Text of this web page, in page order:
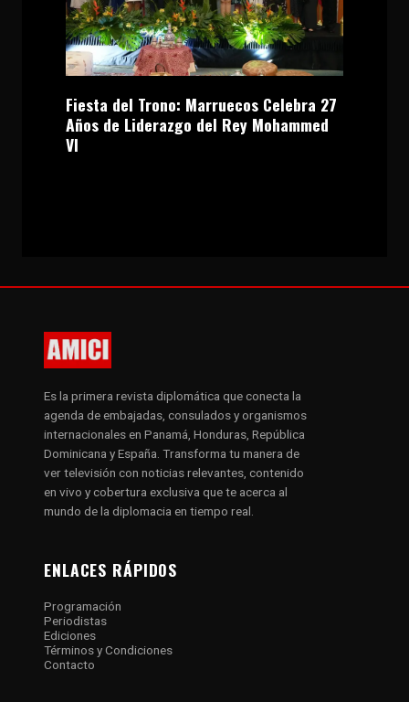
Fiesta del Trono: Marruecos Celebra 27
Años de Liderazgo del Rey Mohammed
VI
Es la primera revista diplomática que conecta la
agenda de embajadas, consulados y organismos
internacionales en Panamá, Honduras, República
Dominicana y España. Transforma tu manera de
ver televisión con noticias relevantes, contenido
en vivo y cobertura exclusiva que te acerca al
mundo de la diplomacia en tiempo real.
ENLACES RÁPIDOS
Programación
Periodistas
Ediciones
Términos y Condiciones
Contacto